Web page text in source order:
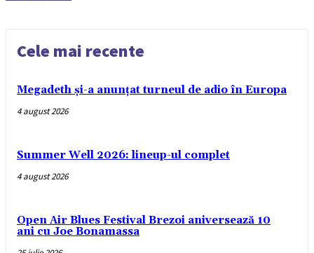
Cele mai recente
Megadeth și-a anunțat turneul de adio în Europa
4 august 2026
Summer Well 2026: lineup-ul complet
4 august 2026
Open Air Blues Festival Brezoi aniversează 10
ani cu Joe Bonamassa